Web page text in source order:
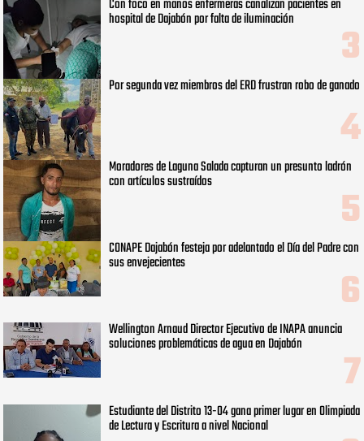
Con foco en manos enfermeras canalizan pacientes en
hospital de Dajabón por falta de iluminación
Por segunda vez miembros del ERD frustran robo de ganado
Moradores de Laguna Salada capturan un presunto ladrón
con artículos sustraídos
CONAPE Dajabón festeja por adelantado el Día del Padre con
sus envejecientes
Wellington Arnaud Director Ejecutivo de INAPA anuncia
soluciones problemáticas de agua en Dajabón
Estudiante del Distrito 13-04 gana primer lugar en Olimpiada
de Lectura y Escritura a nivel Nacional